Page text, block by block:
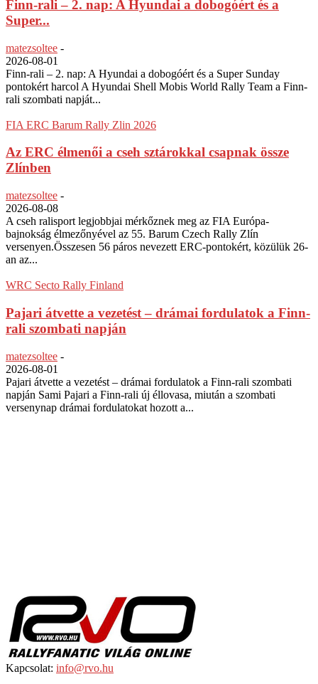
Finn-rali – 2. nap: A Hyundai a dobogóért és a
Super...
matezsoltee -
2026-08-01
Finn-rali – 2. nap: A Hyundai a dobogóért és a Super Sunday
pontokért harcol A Hyundai Shell Mobis World Rally Team a Finn-
rali szombati napját...
FIA ERC Barum Rally Zlin 2026
Az ERC élmenői a cseh sztárokkal csapnak össze
Zlínben
matezsoltee -
2026-08-08
A cseh ralisport legjobbjai mérkőznek meg az FIA Európa-
bajnokság élmezőnyével az 55. Barum Czech Rally Zlín
versenyen.Összesen 56 páros nevezett ERC-pontokért, közülük 26-
an az...
WRC Secto Rally Finland
Pajari átvette a vezetést – drámai fordulatok a Finn-
rali szombati napján
matezsoltee -
2026-08-01
Pajari átvette a vezetést – drámai fordulatok a Finn-rali szombati
napján Sami Pajari a Finn-rali új éllovasa, miután a szombati
versenynap drámai fordulatokat hozott a...
Kapcsolat: info@rvo.hu